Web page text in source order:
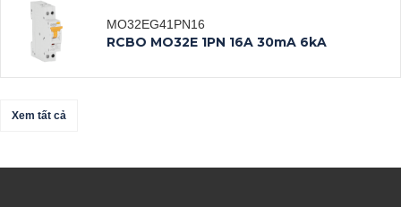
Datasheet
Xem tất cả
MO32EG41PN16
RCBO MO32E 1PN 16A 30mA 6kA
Xem tất cả